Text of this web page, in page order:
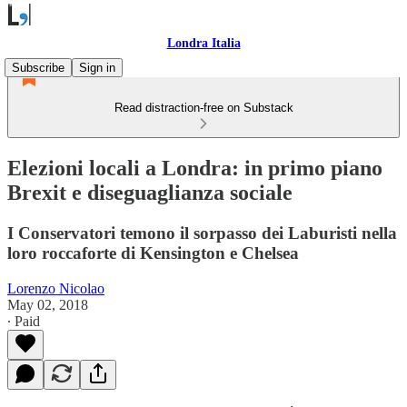
Londra Italia
Subscribe
Sign in
Read distraction-free on Substack
Elezioni locali a Londra: in primo piano
Brexit e diseguaglianza sociale
I Conservatori temono il sorpasso dei Laburisti nella
loro roccaforte di Kensington e Chelsea
Lorenzo Nicolao
May 02, 2018
∙ Paid